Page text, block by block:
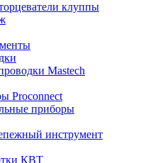
клуппы
Mastech
Proconnect
приборы
инструмент
КВТ